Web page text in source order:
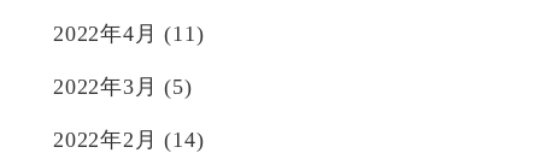
2022年4月 (11)
2022年3月 (5)
2022年2月 (14)